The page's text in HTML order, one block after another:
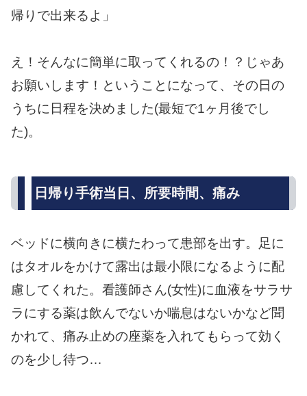
帰りで出来るよ」
え！そんなに簡単に取ってくれるの！？じゃあ
お願いします！ということになって、その日の
うちに日程を決めました(最短で1ヶ月後でし
た)。
日帰り手術当日、所要時間、痛み
ベッドに横向きに横たわって患部を出す。足に
はタオルをかけて露出は最小限になるように配
慮してくれた。看護師さん(女性)に血液をサラサ
ラにする薬は飲んでないか喘息はないかなど聞
かれて、痛み止めの座薬を入れてもらって効く
のを少し待つ…